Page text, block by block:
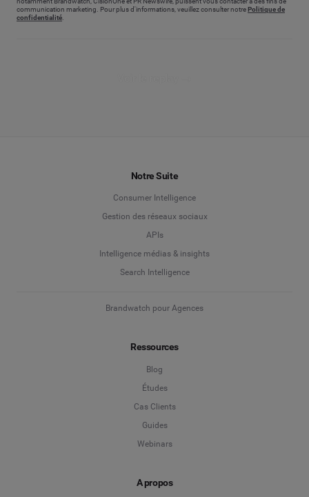
communication marketing. Pour plus d'informations, veuillez consulter notrePolitique de
confidentialité.
Notre Suite
Consumer Intelligence
Gestion des réseaux sociaux
APIs
Intelligence médias & insights
Search Intelligence
Brandwatch pour Agences
Ressources
Blog
Études
Cas Clients
Guides
Webinars
A propos